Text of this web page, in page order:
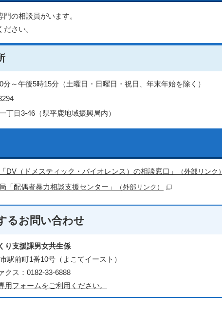
の相談員がいます。
さい。
分～午後5時15分（土曜日・日曜日・祝日、年末年始を除く）
丁目3-46（県平鹿地域振興局内）
DV（ドメスティック・バイオレンス）の相談窓口」 （外部リンク）
「配偶者暴力相談支援センター」 （外部リンク）
るお問い合わせ
り支援課男女共生係
前町1番10号（よこてイースト）
ス：0182-33-6888
フォームをご利用ください。